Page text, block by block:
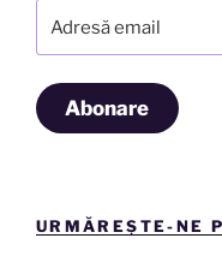
Abonare
URMĂREȘTE-NE